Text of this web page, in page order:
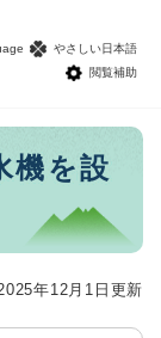
やさしい日本語
閲覧補助
機を設
年12月1日更新